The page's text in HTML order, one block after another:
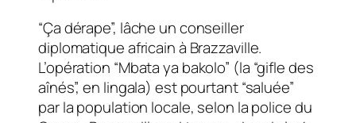
“Ça dérape”, lâche un conseiller
diplomatique africain à Brazzaville.
L’opération “Mbata ya bakolo” (la “gifle des
aînés”, en lingala) est pourtant “saluée”
par la population locale, selon la police du